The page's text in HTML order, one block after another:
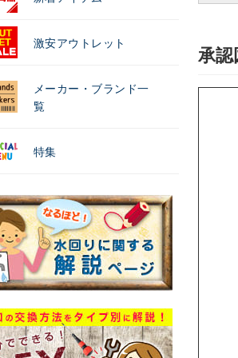
激安アウトレット
メーカー・ブランド一
覧
特集
承認